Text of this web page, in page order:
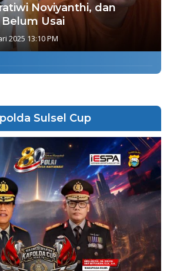
Noviyanthi, dan
Usai
2025 13:10 PM
Sulsel Cup